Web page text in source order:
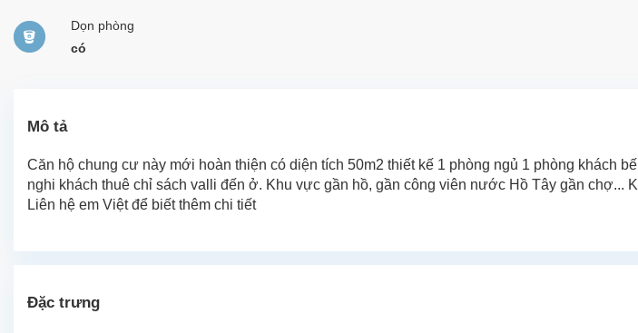
Dọn phòng
có
Mô tả
Căn hộ chung cư này mới hoàn thiện có diện tích 50m2 thiết kế 1 phòng ngủ 1 phòng khách
nghi khách thuê chỉ sách valli đến ở. Khu vực gần hồ, gần công viên nước Hồ Tây gần chợ...
Liên hệ em Việt để biết thêm chi tiết
Đặc trưng